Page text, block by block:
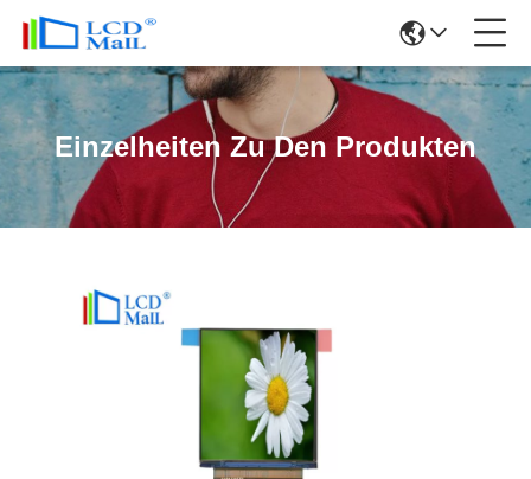
Einzelheiten Zu Den Produkten